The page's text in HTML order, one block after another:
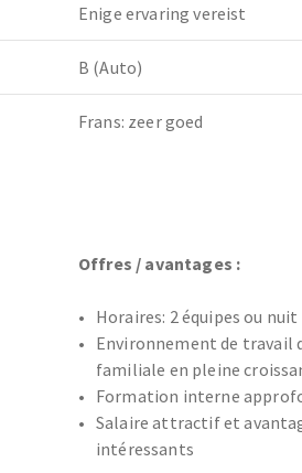
Enige ervaring vereist
B (Auto)
Frans: zeer goed
Offres / avantages :
Horaires: 2 équipes ou nuit
Environnement de travail
familiale en pleine
Formation interne
Salaire attractif et
intéressants